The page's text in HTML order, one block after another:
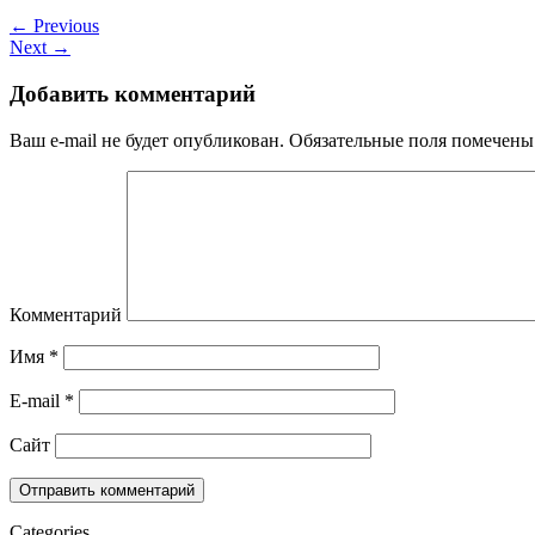
← Previous
Next →
Добавить комментарий
Ваш e-mail не будет опубликован. Обязательные поля
Комментарий
Имя *
E-mail *
Сайт